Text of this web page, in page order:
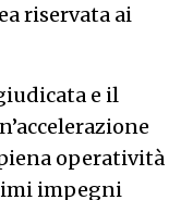
riservata ai
e il
operatività
impegni